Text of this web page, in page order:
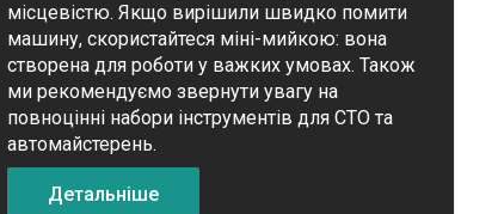
місцевістю. Якщо вирішили швидко помити
машину, скористайтеся міні-мийкою: вона
створена для роботи у важких умовах. Також
ми рекомендуємо звернути увагу на
повноцінні набори інструментів для СТО та
автомайстерень.
Детальніше